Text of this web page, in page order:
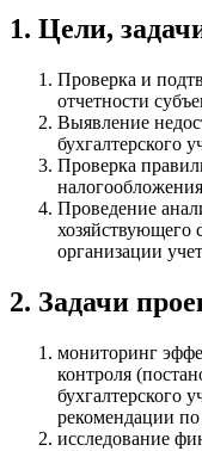
1. Цели,
Проверка и
отчетности
Выявление
бухгалтерского
Проверка
Проведение
хозяйствующего
организации
2. Задачи
мониторинг
контроля
бухгалтерского
рекомендации
исследование